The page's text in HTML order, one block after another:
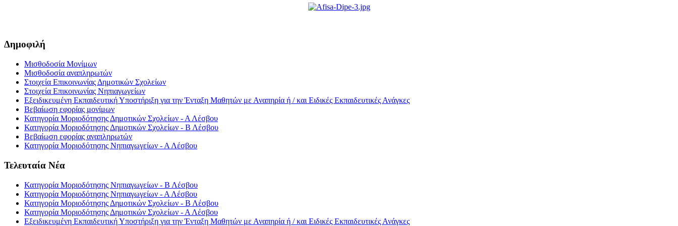
Δημοφιλή
Μισθοδοσία Μονίμων
Μισθοδοσία αναπληρωτών
Στοιχεία Επικοινωνίας Δημοτικών Σχολείων
Στοιχεία Επικοινωνίας Νηπιαγωγείων
Εξειδικευμένη Εκπαιδευτική Υποστήριξη για την Ένταξη Μαθητών με Αναπηρία ή / και Eιδικές Εκπαιδευτικές Ανάγκες
Βεβαίωση εφορίας μονίμων
Κατηγορία Μοριοδότησης Δημοτικών Σχολείων - Α Λέσβου
Κατηγορία Μοριοδότησης Δημοτικών Σχολείων - Β Λέσβου
Βεβαίωση εφορίας αναπληρωτών
Κατηγορία Μοριοδότησης Νηπιαγωγείων - Α Λέσβου
Τελευταία Νέα
Κατηγορία Μοριοδότησης Νηπιαγωγείων - Β Λέσβου
Κατηγορία Μοριοδότησης Νηπιαγωγείων - Α Λέσβου
Κατηγορία Μοριοδότησης Δημοτικών Σχολείων - Β Λέσβου
Κατηγορία Μοριοδότησης Δημοτικών Σχολείων - Α Λέσβου
Εξειδικευμένη Εκπαιδευτική Υποστήριξη για την Ένταξη Μαθητών με Αναπηρία ή / και Eιδικές Εκπαιδευτικές Ανάγκες